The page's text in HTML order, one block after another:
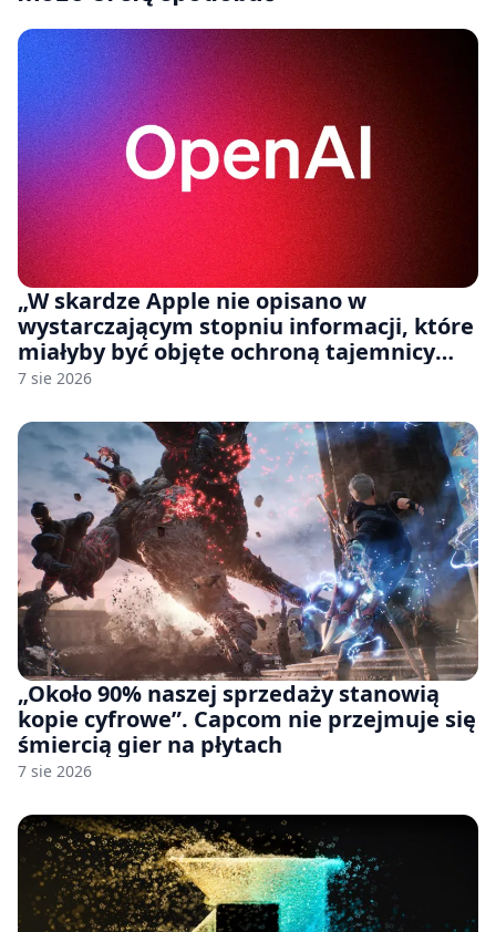
„W skardze Apple nie opisano w
wystarczającym stopniu informacji, które
miałyby być objęte ochroną tajemnicy
handlowej”. OpenAI żąda odrzucenia
7 sie 2026
„Około 90% naszej sprzedaży stanowią
kopie cyfrowe”. Capcom nie przejmuje się
śmiercią gier na płytach
7 sie 2026